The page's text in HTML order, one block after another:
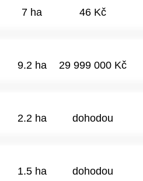
7 ha 46 Kč
9.2 ha 29 999 000 Kč
2.2 ha dohodou
1.5 ha dohodou